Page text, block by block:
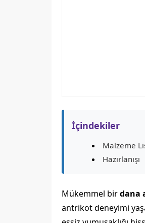
İçindekiler
Malzeme
Hazırlanışı
Mükemmel birdana
antrikot deneyimi